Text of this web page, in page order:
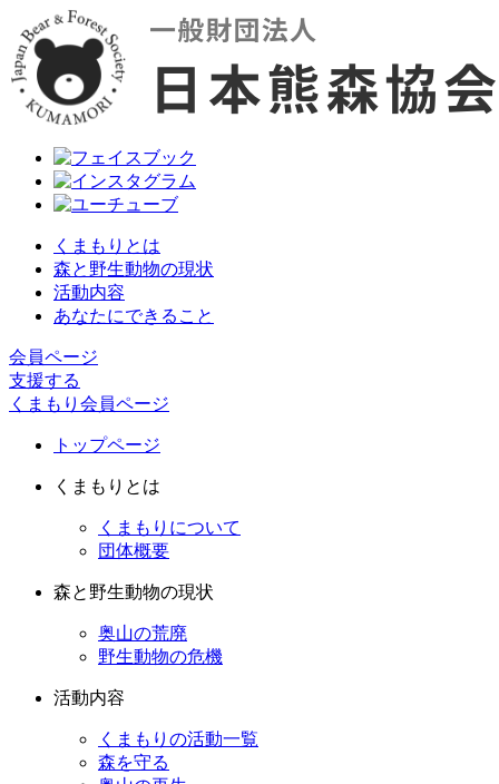
くまもりとは
森と野生動物の現状
活動内容
あなたにできること
会員ページ
支援する
くまもり会員ページ
トップページ
くまもりとは
くまもりについて
団体概要
森と野生動物の現状
奥山の荒廃
野生動物の危機
活動内容
くまもりの活動一覧
森を守る